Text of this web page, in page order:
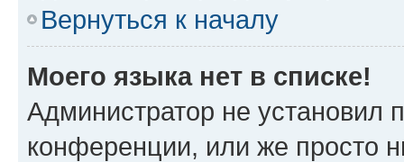
Вернуться к началу
Моего языка нет в списке!
Администратор не установил
конференции, или же просто